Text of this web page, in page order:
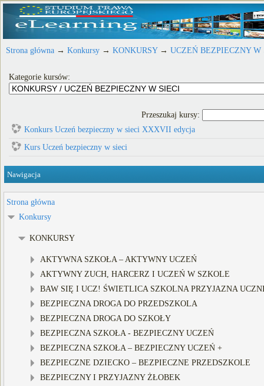
Strona główna → Konkursy → KONKURSY → UCZEŃ BEZPIECZNY W
Kategorie kursów:
Przeszukaj kursy:
Konkurs Uczeń bezpieczny w sieci XXXVII edycja
Kurs Uczeń bezpieczny w sieci
Nawigacja
Strona główna
Konkursy
KONKURSY
AKTYWNA SZKOŁA – AKTYWNY UCZEŃ
AKTYWNY ZUCH, HARCERZ I UCZEŃ W SZKOLE
BAW SIĘ I UCZ! ŚWIETLICA SZKOLNA PRZYJAZNA
BEZPIECZNA DROGA DO PRZEDSZKOLA
BEZPIECZNA DROGA DO SZKOŁY
BEZPIECZNA SZKOŁA - BEZPIECZNY UCZEŃ
BEZPIECZNA SZKOŁA – BEZPIECZNY UCZEŃ +
BEZPIECZNE DZIECKO – BEZPIECZNE PRZEDSZKOLE
BEZPIECZNY I PRZYJAZNY ŻŁOBEK